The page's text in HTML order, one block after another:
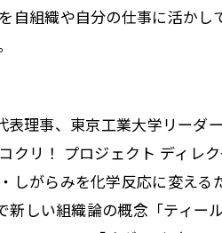
自組織や自分の仕事に活かし
理事、東京工業大学リーダ
リ！ プロジェクト ディレク
しがらみを化学反応に変える
しい組織論の概念「ティール